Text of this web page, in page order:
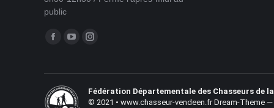
public
Trouvez nous sur :
Facebook
opens
in
YouTube
opens
in
Instagram
opens
in
Accès et Cohabitation des
Fédération Départementale des Chasseurs de
© 2021 • www.chasseur-vendeen.fr Dream-Theme